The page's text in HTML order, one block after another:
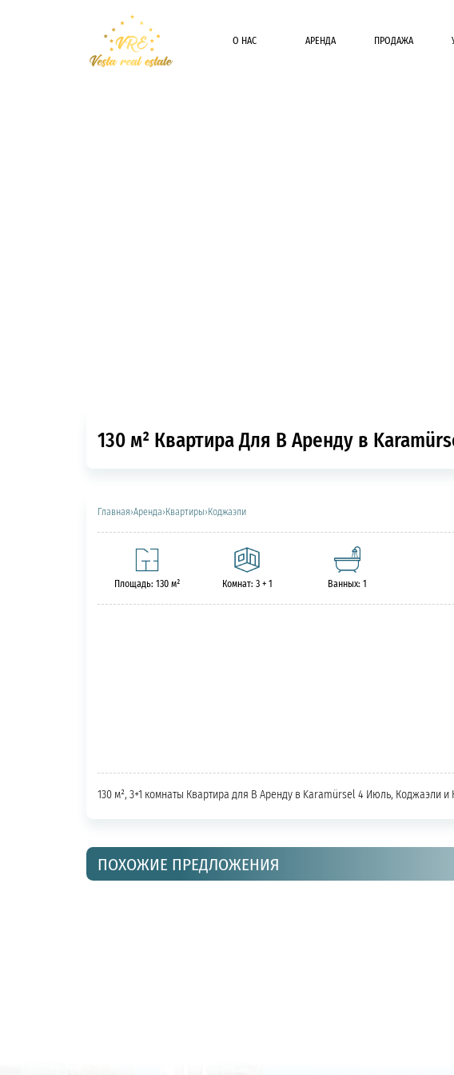
О НАС АРЕНДА ПРОДАЖА
130 м² Квартира Для В Аренду в
Главная›Аренда›Квартиры›Коджаэли
Площадь: 130 м² Комнат: 3 + 1 Ванных: 1
130 м², 3+1 комнаты Квартира для В Аренду в Karamürsel 4 Июль, Коджаэли
ПОХОЖИЕ ПРЕДЛОЖЕНИЯ